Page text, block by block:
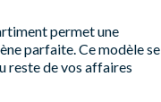
permet une
parfaite. Ce modèle se
reste de vos affaires